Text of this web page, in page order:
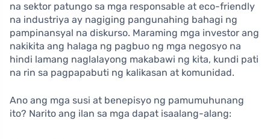
na sektor patungo sa mga responsable at eco-friendly
na industriya ay nagiging pangunahing bahagi ng
pampinansyal na diskurso. Maraming mga investor ang
nakikita ang halaga ng pagbuo ng mga negosyo na
hindi lamang naglalayong makabawi ng kita, kundi pati
na rin sa pagpapabuti ng kalikasan at komunidad.
Ano ang mga susi at benepisyo ng pamumuhunang
ito? Narito ang ilan sa mga dapat isaalang-alang: